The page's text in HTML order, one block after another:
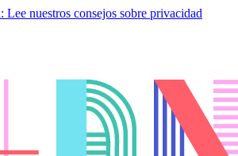
Lee nuestros consejos sobre privacidad